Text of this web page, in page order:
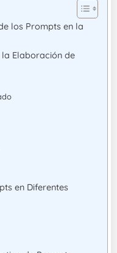
los Prompts en la
Elaboración de
en Diferentes